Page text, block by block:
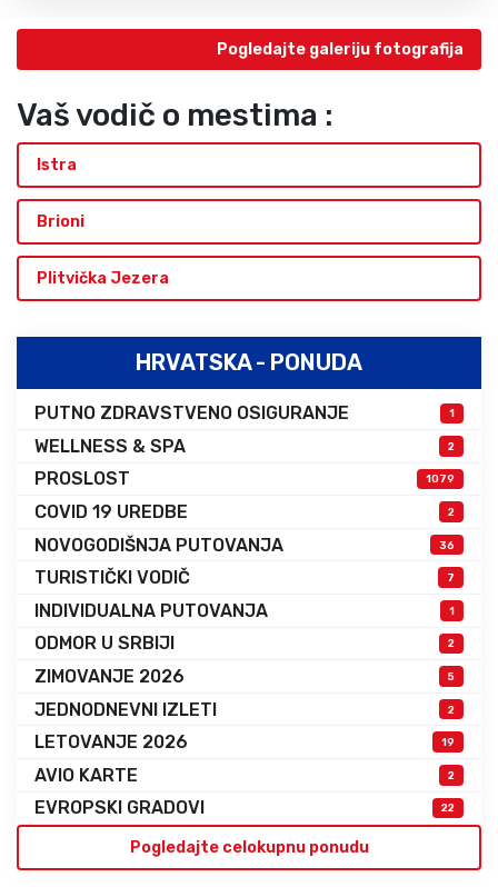
Pogledajte galeriju fotografija
Vaš vodič o mestima :
Istra
Brioni
Plitvička Jezera
HRVATSKA - PONUDA
PUTNO ZDRAVSTVENO OSIGURANJE 1
WELLNESS & SPA 2
PROSLOST 1079
COVID 19 UREDBE 2
NOVOGODIŠNJA PUTOVANJA 36
TURISTIČKI VODIČ 7
INDIVIDUALNA PUTOVANJA 1
ODMOR U SRBIJI 2
ZIMOVANJE 2026 5
JEDNODNEVNI IZLETI 2
LETOVANJE 2026 19
AVIO KARTE 2
EVROPSKI GRADOVI 22
Pogledajte celokupnu ponudu